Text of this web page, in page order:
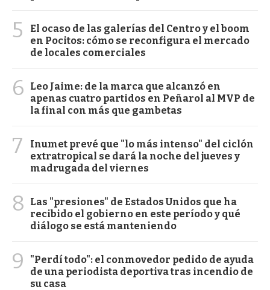
5
El ocaso de las galerías del Centro y el boom
en Pocitos: cómo se reconfigura el mercado
de locales comerciales
6
Leo Jaime: de la marca que alcanzó en
apenas cuatro partidos en Peñarol al MVP de
la final con más que gambetas
7
Inumet prevé que "lo más intenso" del ciclón
extratropical se dará la noche del jueves y
madrugada del viernes
8
Las "presiones" de Estados Unidos que ha
recibido el gobierno en este período y qué
diálogo se está manteniendo
9
"Perdí todo": el conmovedor pedido de ayuda
de una periodista deportiva tras incendio de
su casa